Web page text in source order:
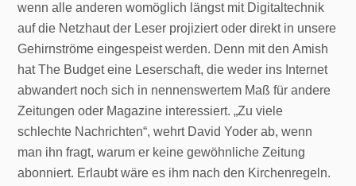
wenn alle anderen womöglich längst mit Digitaltechnik
auf die Netzhaut der Leser projiziert oder direkt in unsere
Gehirnströme eingespeist werden. Denn mit den Amish
hat The Budget eine Leserschaft, die weder ins Internet
abwandert noch sich in nennenswertem Maß für andere
Zeitungen oder Magazine interessiert. „Zu viele
schlechte Nachrichten“, wehrt David Yoder ab, wenn
man ihn fragt, warum er keine gewöhnliche Zeitung
abonniert. Erlaubt wäre es ihm nach den Kirchenregeln.